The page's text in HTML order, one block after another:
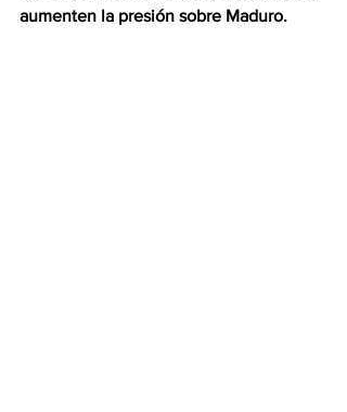
aumenten la presión sobre Maduro.